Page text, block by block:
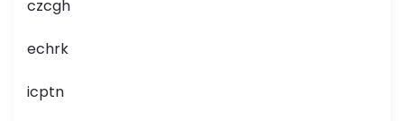
czcgh
echrk
icptn